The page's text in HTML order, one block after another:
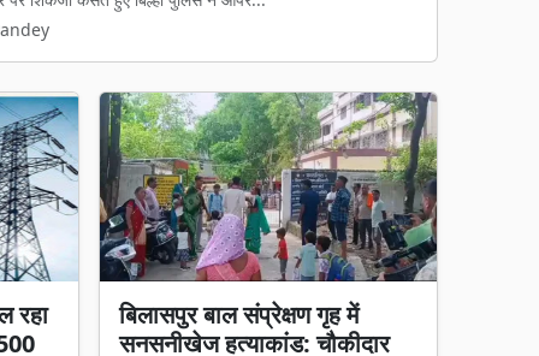
रहा
बिलासपुर बाल संप्रेक्षण गृह में
सनसनीखेज हत्याकांड: चौकीदार